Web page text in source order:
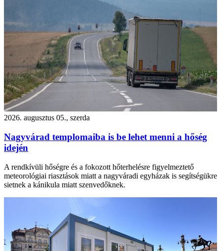
2026. augusztus 05., szerda
Nagyvárad templomaiba is be lehet menni a hőség
idején
A rendkívüli hőségre és a fokozott hőterhelésre figyelmeztető
meteorológiai riasztások miatt a nagyváradi egyházak is segítségükre
sietnek a kánikula miatt szenvedőknek.